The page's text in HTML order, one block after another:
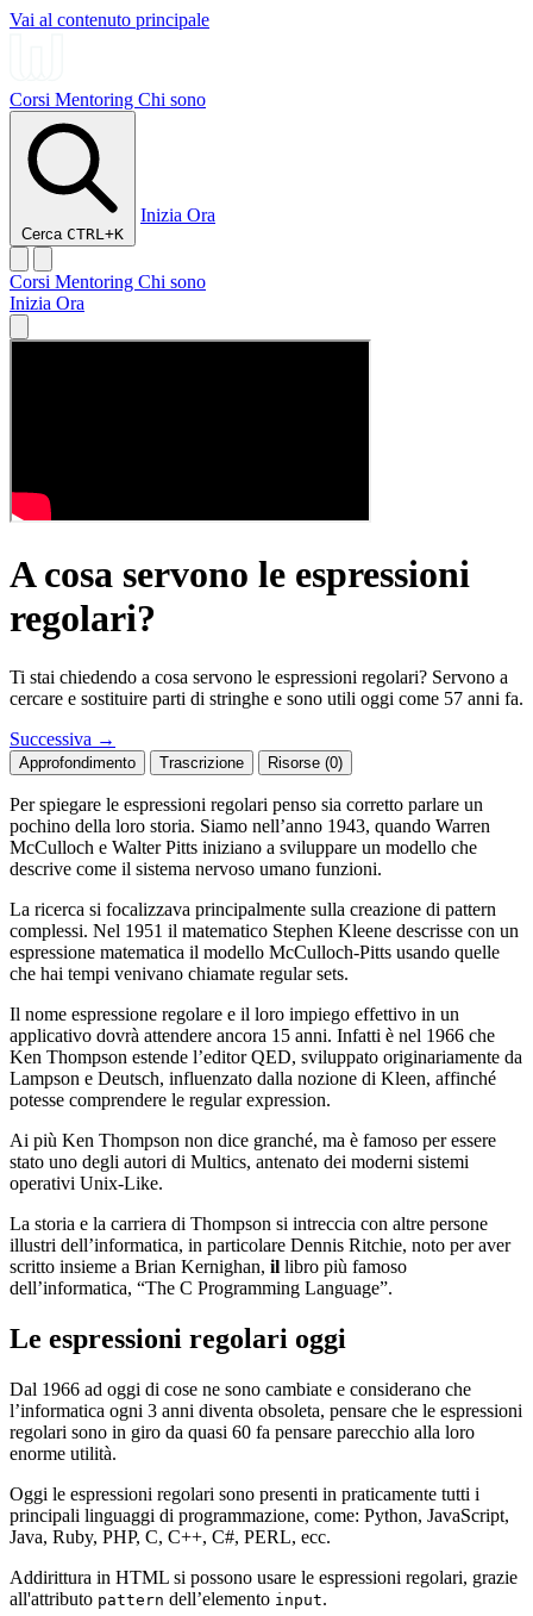
Vai al contenuto principale
Corsi Mentoring Chi sono
Cerca CTRL+K
Inizia Ora
Corsi Mentoring Chi sono
Inizia Ora
A cosa servono le espressioni
regolari?
Ti stai chiedendo a cosa servono le espressioni regolari? Servono a
cercare e sostituire parti di stringhe e sono utili oggi come 57 anni fa.
Successiva →
Approfondimento Trascrizione Risorse (0)
Per spiegare le espressioni regolari penso sia corretto parlare un
pochino della loro storia. Siamo nell’anno 1943, quando Warren
McCulloch e Walter Pitts iniziano a sviluppare un modello che
descrive come il sistema nervoso umano funzioni.
La ricerca si focalizzava principalmente sulla creazione di pattern
complessi. Nel 1951 il matematico Stephen Kleene descrisse con un
espressione matematica il modello McCulloch-Pitts usando quelle
che hai tempi venivano chiamate regular sets.
Il nome espressione regolare e il loro impiego effettivo in un
applicativo dovrà attendere ancora 15 anni. Infatti è nel 1966 che
Ken Thompson estende l’editor QED, sviluppato originariamente da
Lampson e Deutsch, influenzato dalla nozione di Kleen, affinché
potesse comprendere le regular expression.
Ai più Ken Thompson non dice granché, ma è famoso per essere
stato uno degli autori di Multics, antenato dei moderni sistemi
operativi Unix-Like.
La storia e la carriera di Thompson si intreccia con altre persone
illustri dell’informatica, in particolare Dennis Ritchie, noto per aver
scritto insieme a Brian Kernighan, il libro più famoso
dell’informatica, “The C Programming Language”.
Le espressioni regolari oggi
Dal 1966 ad oggi di cose ne sono cambiate e considerano che
l’informatica ogni 3 anni diventa obsoleta, pensare che le espressioni
regolari sono in giro da quasi 60 fa pensare parecchio alla loro
enorme utilità.
Oggi le espressioni regolari sono presenti in praticamente tutti i
principali linguaggi di programmazione, come: Python, JavaScript,
Java, Ruby, PHP, C, C++, C#, PERL, ecc.
Addirittura in HTML si possono usare le espressioni regolari, grazie
all'attributo pattern dell’elemento input.